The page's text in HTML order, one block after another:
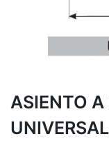
ASIENTO